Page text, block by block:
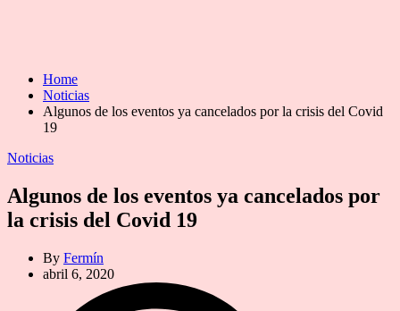
Home
Noticias
Algunos de los eventos ya cancelados por la crisis del Covid
19
Categories
Noticias
Algunos de los eventos ya cancelados por
la crisis del Covid 19
By Fermín
abril 6, 2020